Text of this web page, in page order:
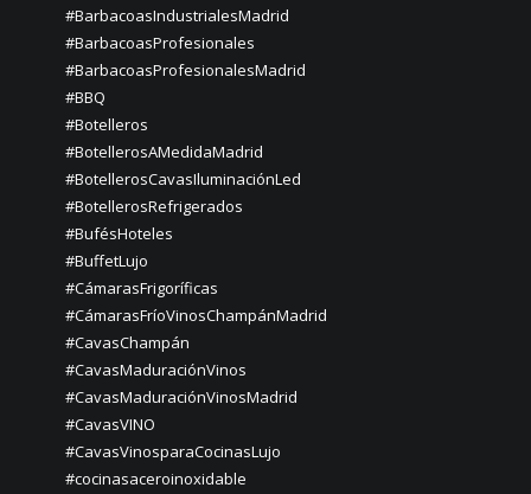
#BarbacoasIndustrialesMadrid
#BarbacoasProfesionales
#BarbacoasProfesionalesMadrid
#BBQ
#Botelleros
#BotellerosAMedidaMadrid
#BotellerosCavasIluminaciónLed
#BotellerosRefrigerados
#BufésHoteles
#BuffetLujo
#CámarasFrigoríficas
#CámarasFríoVinosChampánMadrid
#CavasChampán
#CavasMaduraciónVinos
#CavasMaduraciónVinosMadrid
#CavasVINO
#CavasVinosparaCocinasLujo
#cocinasaceroinoxidable